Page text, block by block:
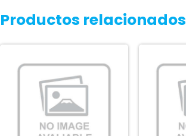
Productos relacionados